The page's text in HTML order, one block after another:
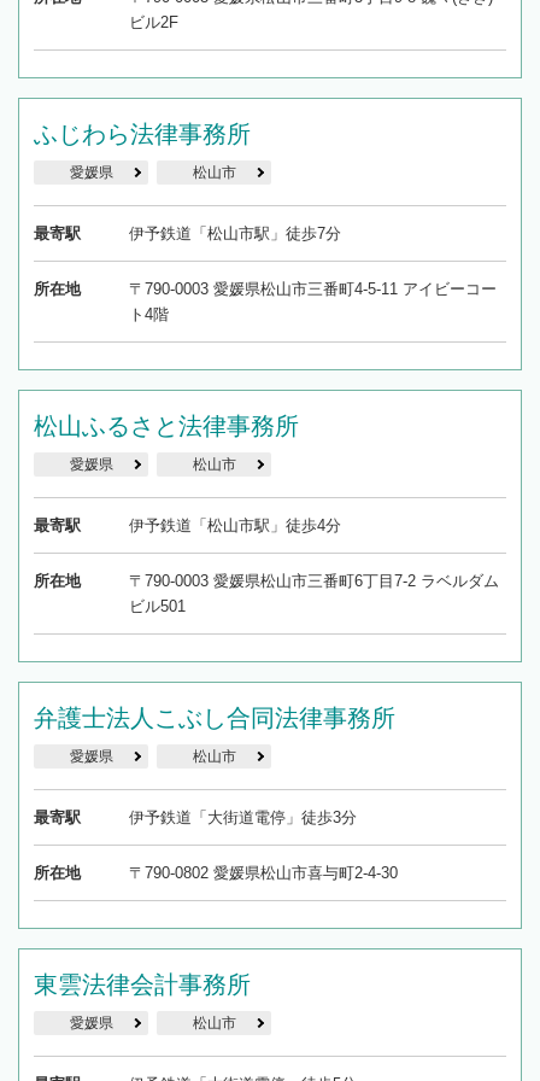
ビル2F
ふじわら法律事務所
愛媛県 松山市
最寄駅 伊予鉄道「松山市駅」徒歩7分
所在地
〒790-0003 愛媛県松山市三番町4-5-11 アイビーコー
ト4階
松山ふるさと法律事務所
愛媛県 松山市
最寄駅 伊予鉄道「松山市駅」徒歩4分
所在地
〒790-0003 愛媛県松山市三番町6丁目7-2 ラベルダム
ビル501
弁護士法人こぶし合同法律事務所
愛媛県 松山市
最寄駅 伊予鉄道「大街道電停」徒歩3分
所在地 〒790-0802 愛媛県松山市喜与町2-4-30
東雲法律会計事務所
愛媛県 松山市